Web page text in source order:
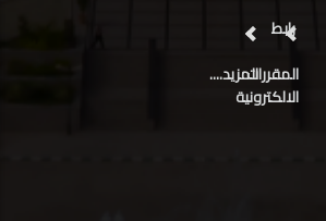
رابط
المقررات
الالكترونية
المزيد....